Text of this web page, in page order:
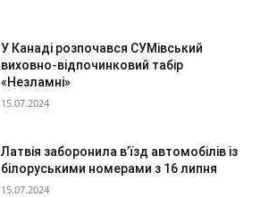
У Канаді розпочався СУМівський
виховно-відпочинковий табір
«Незламні»
15.07.2024
Латвія заборонила в’їзд автомобілів із
білоруськими номерами з 16 липня
15.07.2024